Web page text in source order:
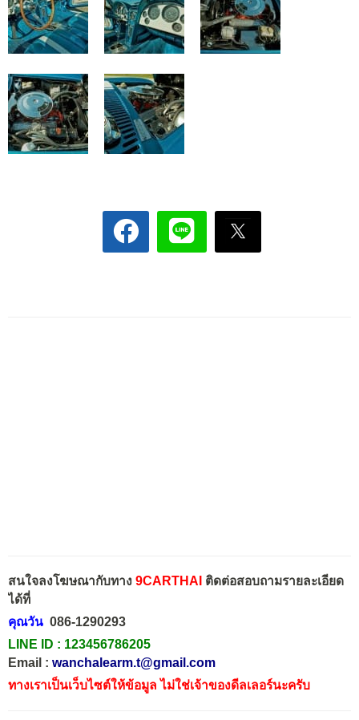
สนใจลงโฆษณากับทาง 9CARTHAI ติดต่อสอบถามรายละเอียด
ได้ที่
คุณวัน 086-1290293
LINE ID : 123456786205
Email : wanchalearm.t@gmail.com
ทางเราเป็นเว็บไซต์ให้ข้อมูล ไม่ใช่เจ้าของดีลเลอร์นะครับ